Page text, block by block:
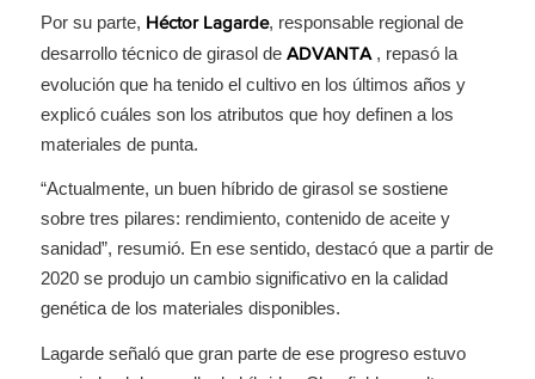
Por su parte, Héctor Lagarde, responsable regional de
desarrollo técnico de girasol de ADVANTA , repasó la
evolución que ha tenido el cultivo en los últimos años y
explicó cuáles son los atributos que hoy definen a los
materiales de punta.
“Actualmente, un buen híbrido de girasol se sostiene
sobre tres pilares: rendimiento, contenido de aceite y
sanidad”, resumió. En ese sentido, destacó que a partir de
2020 se produjo un cambio significativo en la calidad
genética de los materiales disponibles.
Lagarde señaló que gran parte de ese progreso estuvo